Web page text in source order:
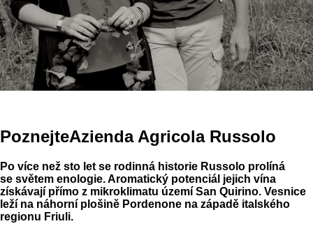
PoznejteAzienda Agricola Russolo
Po více než sto let se rodinná historie Russolo prolíná
se světem enologie. Aromatický potenciál jejich vína
získávají přímo z mikroklimatu území San Quirino. Vesnice
leží na náhorní plošině Pordenone na západě italského
regionu Friuli.